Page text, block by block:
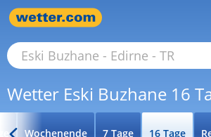
Wetter Eski Buzhane 16
Wochenende 7 Tage 16 Tage